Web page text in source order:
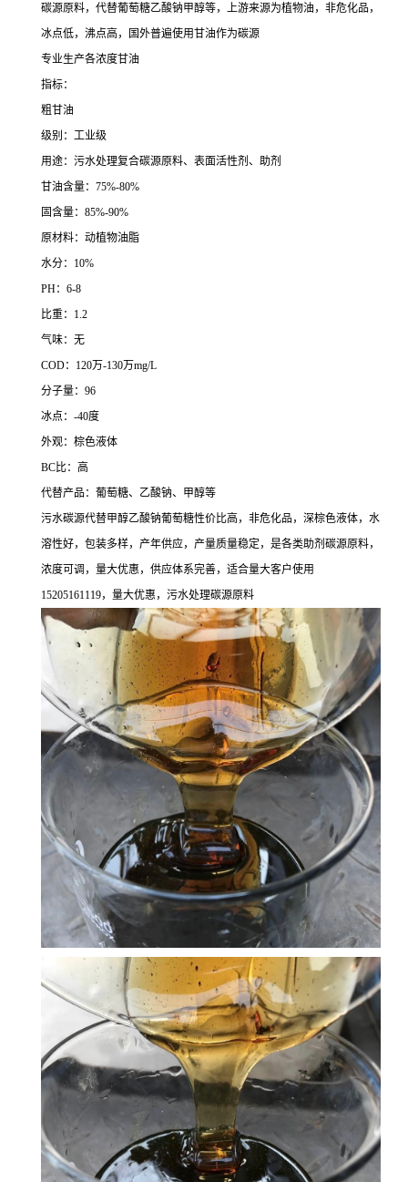
碳源原料，代替葡萄糖乙酸钠甲醇等，上游来源为植物油，非危化品，
冰点低，沸点高，国外普遍使用甘油作为碳源
专业生产各浓度甘油
指标：
粗甘油
级别：工业级
用途：污水处理复合碳源原料、表面活性剂、助剂
甘油含量：75%-80%
固含量：85%-90%
原材料：动植物油脂
水分：10%
PH：6-8
比重：1.2
气味：无
COD：120万-130万mg/L
分子量：96
冰点：-40度
外观：棕色液体
BC比：高
代替产品：葡萄糖、乙酸钠、甲醇等
污水碳源代替甲醇乙酸钠葡萄糖性价比高，非危化品，深棕色液体，水
溶性好，包装多样，产年供应，产量质量稳定，是各类助剂碳源原料，
浓度可调，量大优惠，供应体系完善，适合量大客户使用
15205161119，量大优惠，污水处理碳源原料